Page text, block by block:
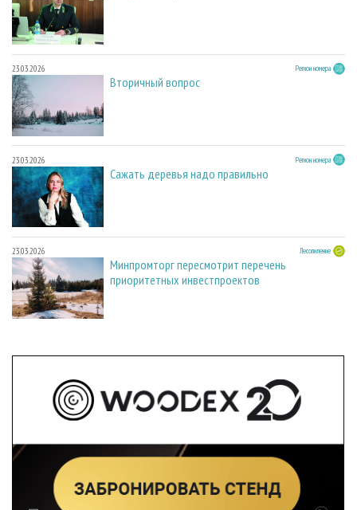
23.03.2026 Регион номера
Вторичный вопрос
23.03.2026 Регион номера
Сажать деревья надо правильно
23.03.2026 Лесопиление
Минпромторг пересмотрит перечень
приоритетных инвестпроектов